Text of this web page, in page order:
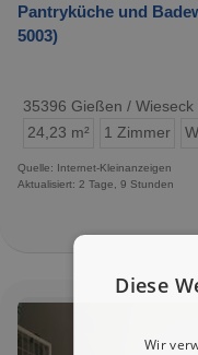
Pantryküche und
5003)
35396 Gießen / Wieseck
24,23 m²
1 Zimmer
Quelle: Internet-Kleinanzeigen
Aktualisiert: 2 Tage, 9 Stunden
Diese
Wir